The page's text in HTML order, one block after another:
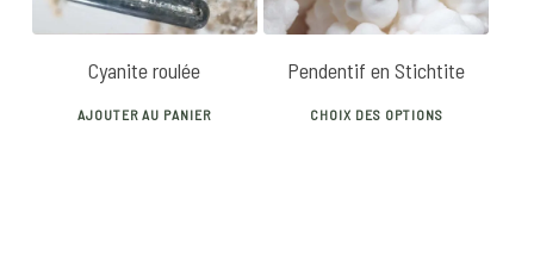
be
be
Cyanite roulée
AJOUTER AU PANIER
Pendentif en Stichtite
CHOIX DES OPTIONS